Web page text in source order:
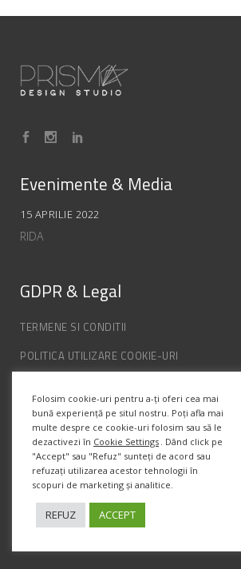
Evenimente & Media
15 APRILIE 2022
RIDA
GDPR & Legal
TERMENE SI CONDITII
POLITICA UTILIZARE COOKIE-URI
ANPC
Info Contact
Str. Semenic, Nr.1, Ap.5, Timisoara.
Telefon:(+4) 0747 066 701
Folosim cookie-uri pentru a-ți oferi cea mai
bună experiență pe situl nostru. Poți afla mai
multe despre ce cookie-uri folosim sau să le
dezactivezi în Cookie Settings . Dând click pe
"Accept" sau "Refuz" sunteți de acord sau
refuzați utilizarea acestor tehnologii în
scopuri de marketing și analitice.
REFUZ ACCEPT